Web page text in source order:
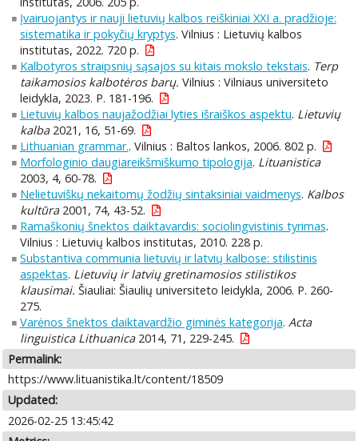
Įvairuojantys ir nauji lietuvių kalbos reiškiniai XXI a. pradžioje:
sistematika ir pokyčių kryptys. Vilnius : Lietuvių kalbos
institutas, 2022. 720 p.
Kalbotyros straipsnių sąsajos su kitais mokslo tekstais. Terp
taikamosios kalbotėros barų. Vilnius : Vilniaus universiteto
leidykla, 2023. P. 181-196.
Lietuvių kalbos naujažodžiai lyties išraiškos aspektu. Lietuvių
kalba2021, 16, 51-69.
Lithuanian grammar.. Vilnius : Baltos lankos, 2006. 802 p.
Morfologinio daugiareikšmiškumo tipologija. Lituanistica
2003, 4, 60-78.
Nelietuviškų nekaitomų žodžių sintaksiniai vaidmenys. Kalbos
kultūra2001, 74, 43-52.
Ramaškonių šnektos daiktavardis: sociolingvistinis tyrimas.
Vilnius : Lietuvių kalbos institutas, 2010. 228 p.
Substantiva communia lietuvių ir latvių kalbose: stilistinis
aspektas. Lietuvių ir latvių gretinamosios stilistikos
klausimai. Šiauliai: Šiaulių universiteto leidykla, 2006. P. 260-
275.
Varėnos šnektos daiktavardžio giminės kategorija. Acta
linguistica Lithuanica2014, 71, 229-245.
Permalink:
https://www.lituanistika.lt/content/18509
Updated:
2026-02-25 13:45:42